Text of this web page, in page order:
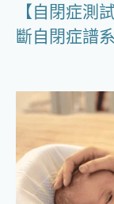
【自閉症測
斷自閉症譜